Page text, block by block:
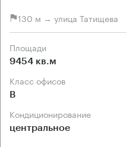
130 м → улица Татищева
Площади
9454 кв.м
Класс офисов
B
Кондиционирование
центральное